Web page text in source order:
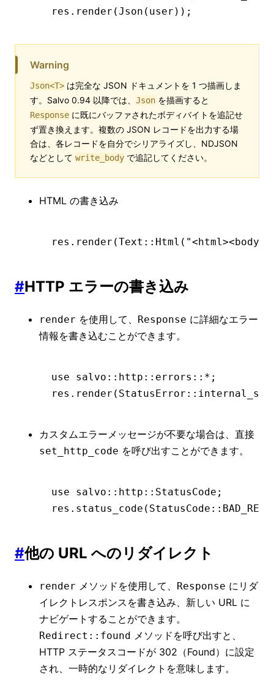
res . render (Json (user));
Warning
Json<T> は完全な JSON ドキュメントを 1 つ描画しま
す。Salvo 0.94 以降では、 Json を描画すると
Response に既にバッファされたボディバイトを追記せ
ず置き換えます。複数の JSON レコードを出力する場
合は、各レコードを自分でシリアライズし、NDJSON
などとして write_body で追記してください。
HTML の書き込み
res . render (Text :: Html (
#HTTP エラーの書き込み
render を使用して、 Response に詳細なエラー
情報を書き込むことができます。
use salvo :: http :: errors ::* ;
res . render (StatusError ::
カスタムエラーメッセージが不要な場合は、直接
set_http_code を呼び出すことができます。
use salvo :: http :: StatusCode ;
res . status_code (StatusCode ::
#他の URL へのリダイレクト
render メソッドを使用して、 Response にリダ
イレクトレスポンスを書き込み、新しい URL に
ナビゲートすることができます。
Redirect::found メソッドを呼び出すと、
HTTP ステータスコードが 302（Found）に設定
され、一時的なリダイレクトを意味します。